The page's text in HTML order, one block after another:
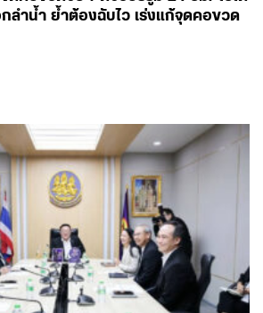
ลำน้ำ ย้ำต้องฉับไว เร่งแก้จุดคอขวด